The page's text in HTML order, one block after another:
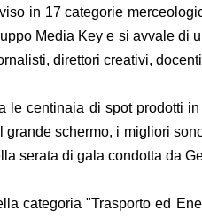
in 17 categorie
Media Key e si avvale di
direttori creativi,
le centinaia di spot prodotti
grande schermo, i migliori
serata di gala condotta da
categoria "Trasporto ed